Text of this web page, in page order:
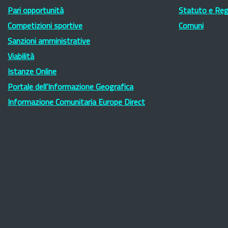
Pari opportunità
Competizioni sportive
Sanzioni amministrative
Viabilità
Istanze Online
Portale dell'Informazione Geografica
Informazione Comunitaria Europe Direct
Statuto e
Comuni